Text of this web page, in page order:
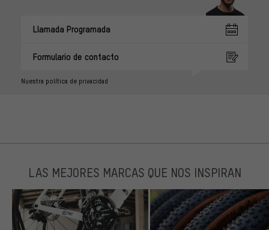
Llamada Programada
Formulario de contacto
Nuestra política de privacidad
LAS MEJORES MARCAS QUE NOS INSPIRAN